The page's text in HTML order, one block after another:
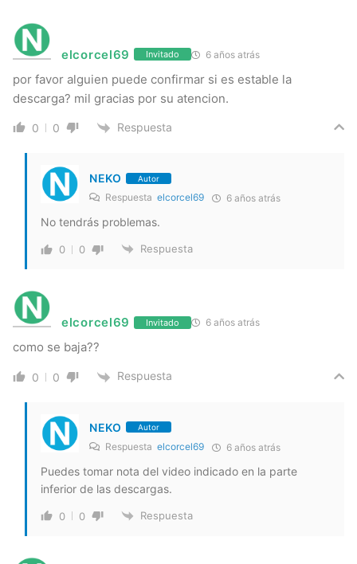
elcorcel69 Invitado 6 años atrás
por favor alguien puede confirmar si es estable la
descarga? mil gracias por su atencion.
0 0 Respuesta
NEKO Autor
Respuesta elcorcel69 6 años atrás
No tendrás problemas.
0 0 Respuesta
elcorcel69 Invitado 6 años atrás
como se baja??
0 0 Respuesta
NEKO Autor
Respuesta elcorcel69 6 años atrás
Puedes tomar nota del video indicado en la parte
inferior de las descargas.
0 0 Respuesta